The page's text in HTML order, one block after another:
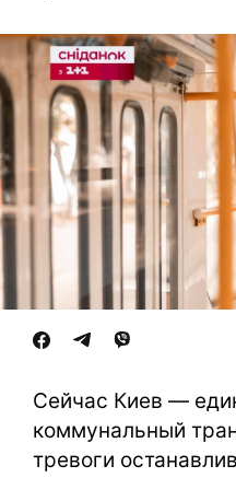
Сейчас Киев —
коммунальный
тревоги